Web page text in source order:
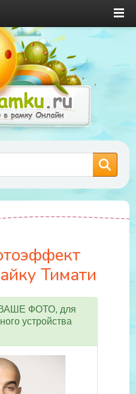
Тимати
ФОТО, для
устройства